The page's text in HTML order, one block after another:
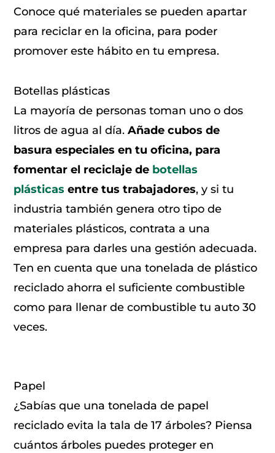
Conoce qué materiales se pueden apartar
para reciclar en la oficina, para poder
promover este hábito en tu empresa.
Botellas plásticas
La mayoría de personas toman uno o dos
litros de agua al día.Añade cubos de
basura especiales en tu oficina, para
fomentar el reciclaje de botellas
plásticas entre tus trabajadores, y si tu
industria también genera otro tipo de
materiales plásticos, contrata a una
empresa para darles una gestión adecuada.
Ten en cuenta que una tonelada de plástico
reciclado ahorra el suficiente combustible
como para llenar de combustible tu auto 30
veces.
Papel
¿Sabías que una tonelada de papel
reciclado evita la tala de 17 árboles? Piensa
cuántos árboles puedes proteger en